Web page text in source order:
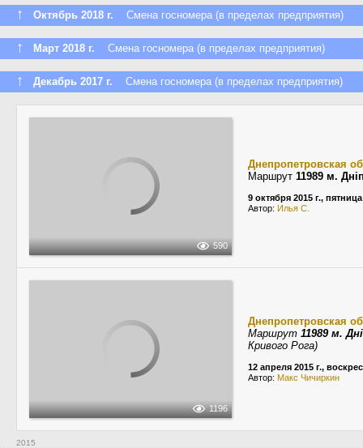
↑ Октябрь 2018 г. Смена госномера (в пределах предприятия)
↑ Март 2018 г. Смена госномера (в пределах предприятия)
↑ Декабрь 2017 г. Смена госномера (в пределах предприятия)
590
Днепропетровская
Маршрут 11989 м.
9 октября 2015 г., пятница
Автор: Илья С.
1196
Днепропетровская
Маршрут 11989 м.
Кривого Рога)
12 апреля 2015 г.,
Автор: Макс Чичиркин
2015